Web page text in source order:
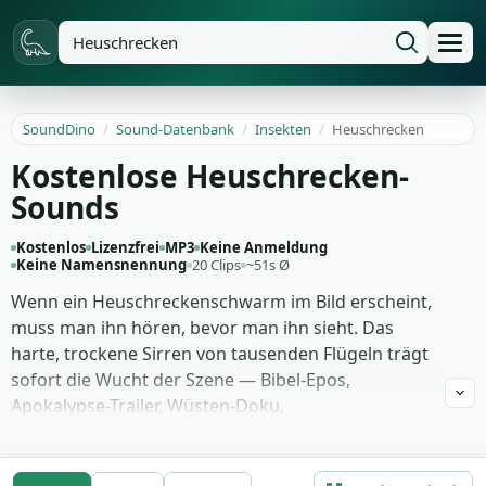
SoundDino / Sound-Datenbank / Insekten / Heuschrecken
Kostenlose Heuschrecken-
Sounds
Kostenlos Lizenzfrei MP3 Keine Anmeldung
Keine Namensnennung 20 Clips ~51s Ø
Wenn ein Heuschreckenschwarm im Bild erscheint,
muss man ihn hören, bevor man ihn sieht. Das
harte, trockene Sirren von tausenden Flügeln trägt
sofort die Wucht der Szene — Bibel-Epos,
Apokalypse-Trailer, Wüsten-Doku,
nervöses Zirpen einer einzelnen Heuschrecke im